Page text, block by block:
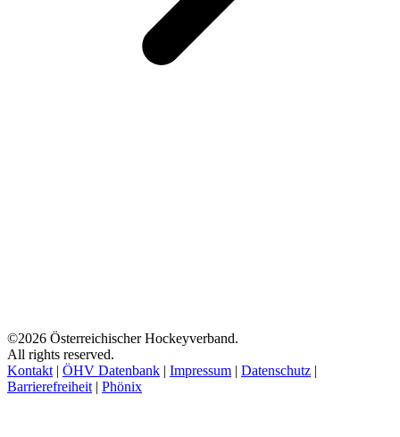
©2026 Österreichischer Hockeyverband.
All rights reserved.
Kontakt | ÖHV Datenbank | Impressum | Datenschutz |
Barrierefreiheit | Phönix